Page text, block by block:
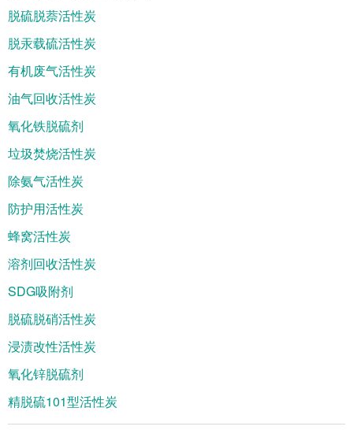
脱硫脱萘活性炭
脱汞载硫活性炭
有机废气活性炭
油气回收活性炭
氧化铁脱硫剂
垃圾焚烧活性炭
除氨气活性炭
防护用活性炭
蜂窝活性炭
溶剂回收活性炭
SDG吸附剂
脱硫脱硝活性炭
浸渍改性活性炭
氧化锌脱硫剂
精脱硫101型活性炭